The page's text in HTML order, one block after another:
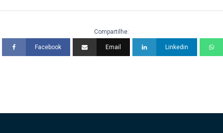
Compartilhe:
Facebook Email Linkedin